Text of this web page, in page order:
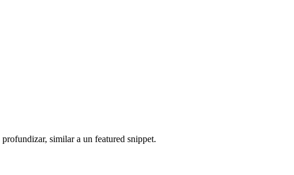
similar a un featured snippet.